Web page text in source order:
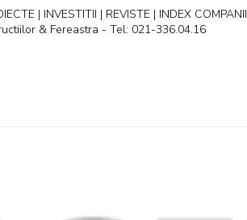
| INVESTITII | REVISTE | INDEX COMPANII
& Fereastra - Tel: 021-336.04.16